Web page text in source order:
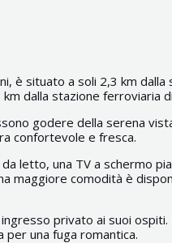
è situato a soli 2,3 km
dalla stazione ferroviaria
godere della serena
confortevole e fresca.
da letto, una TV a
maggiore comodità è
privato ai suoi
per una fuga romantica.